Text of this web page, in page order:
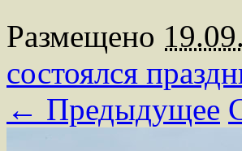
Размещено
состоялся
← Предыдущее